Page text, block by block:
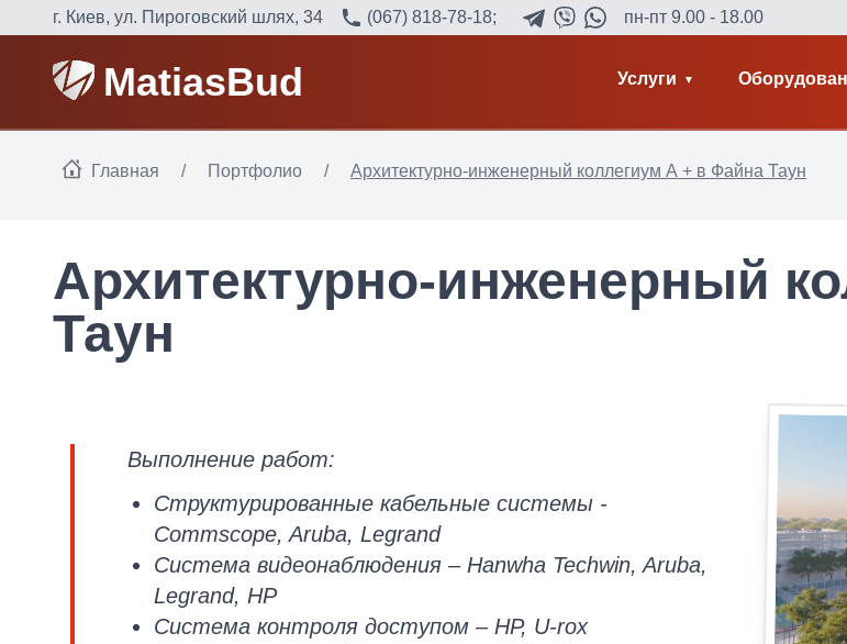
г. Киев, ул. Пироговский шлях, 34 (067) 818-78-18; пн-пт 9.00 - 18.00
MatiasBud Услуги
Главная / Портфолио / Архитектурно-инженерный коллегиум А + в Файна Таун
Архитектурно-инженерный
Таун
Выполнение работ:
Структурированные кабельные системы -
Commscope, Aruba, Legrand
Система видеонаблюдения – Hanwha Techwin, Aruba,
Legrand, HP
Система контроля доступом – HP, U-rox